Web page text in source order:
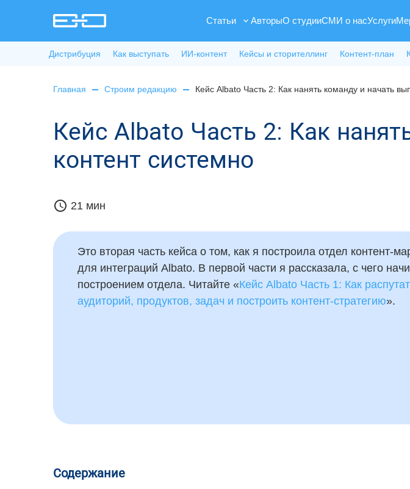
Статьи АвторыО студииСМИ о насУслуги
Дистрибуция Как выступать ИИ-контент Кейсы и сторителлинг Контент-план
Главная Строим редакцию Кейс Albato Часть 2: Как нанять команду и начать
Кейс Albato Часть 2: Как
контент системно
schedule 21 мин
Это вторая часть кейса о том, как я построила отдел контент-
для интеграций Albato. В первой части я рассказала, с чего
построением отдела. Читайте «Кейс Albato Часть 1: Как
аудиторий, продуктов, задач и построить контент-стратегию».
Содержание